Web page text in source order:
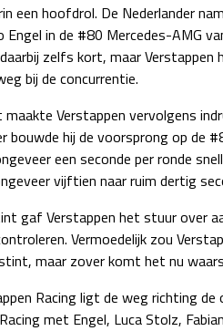
een hoofdrol. De Nederlander
in de #80 Mercedes-AMG
zelfs kort, maar Verstappen
bij de concurrentie.
Verstappen vervolgens
bouwde hij de voorsprong op de
een seconde per ronde
vijftien naar ruim dertig
gaf Verstappen het stuur over
Vermoedelijk zou
maar zover komt het nu
Racing ligt de weg richting
met Engel, Luca Stolz,